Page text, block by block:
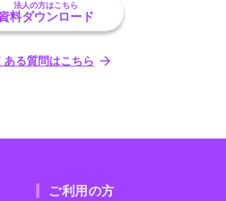
法人の方はこちら
料ダウンロード
ある質問はこちら
ご利用の方